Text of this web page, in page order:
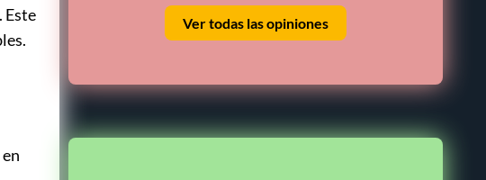
Este
Ver todas las opiniones